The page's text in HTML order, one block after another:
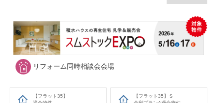
【フラット35】
【フラット35】Ｓ
リフォーム同時相談会会場